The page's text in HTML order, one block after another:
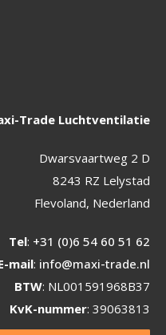
Trade Luchtventilatie
Dwarsvaartweg 2 D
8243 RZ Lelystad
Flevoland, Nederland
Tel: +31 (0)6 54 60 51 62
mail: info@maxi-trade.nl
BTW: NL001591968B37
KvK-nummer: 39063813